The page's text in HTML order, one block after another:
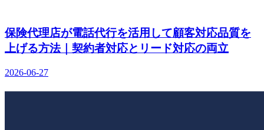
保険代理店が電話代行を活用して顧客対応品質を
上げる方法｜契約者対応とリード対応の両立
2026-06-27